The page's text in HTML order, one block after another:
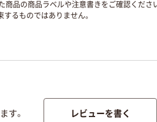
品の商品ラベルや注意書きをご確認くださ
するものではありません。
す。 レビューを書く